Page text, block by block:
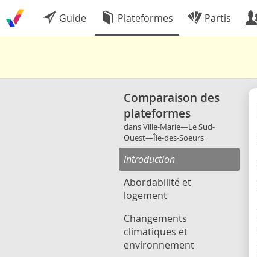
Guide Plateformes Partis
Comparaison des
plateformes
dans Ville-Marie—Le Sud-
Ouest—Île-des-Soeurs
Introduction
Abordabilité et
logement
Changements
climatiques et
environnement